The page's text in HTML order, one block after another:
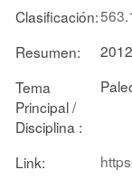
Clasificación:
Resumen:
Tema
Principal /
Disciplina :
Link: